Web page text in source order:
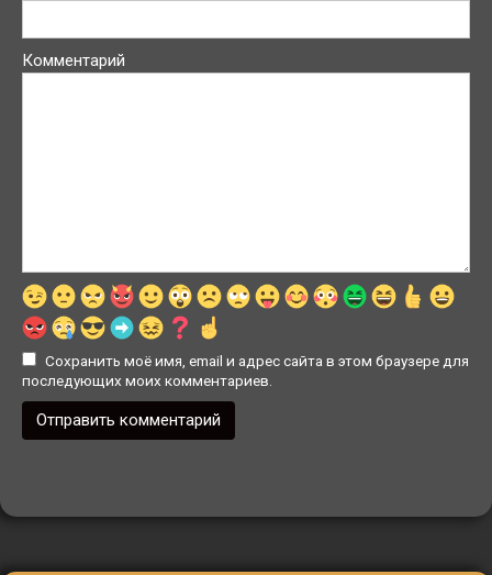
Комментарий
Сохранить моё имя, email и адрес сайта в этом браузере для
последующих моих комментариев.